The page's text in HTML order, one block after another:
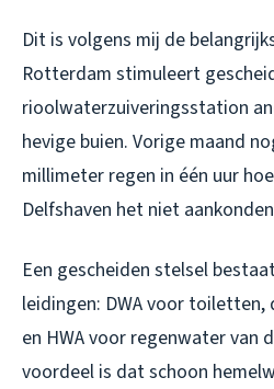
Dit is volgens mij de
Rotterdam stimuleert
rioolwaterzuiveringsstation
hevige buien. Vorige maand
millimeter regen in één uur
Delfshaven het niet
Een gescheiden stelsel
leidingen: DWA voor
en HWA voor regenwater van
voordeel is dat schoon